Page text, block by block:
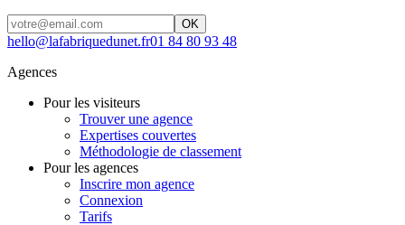
OK
hello@lafabriquedunet.fr01 84 80 93 48
Agences
Pour les visiteurs
Trouver une agence
Expertises couvertes
Méthodologie de classement
Pour les agences
Inscrire mon agence
Connexion
Tarifs